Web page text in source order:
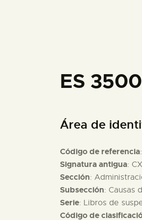
ES
Área de
Código de referencia
Signatura antigua:
Sección:
Subsección: Causas
Serie: Libros de
Código de